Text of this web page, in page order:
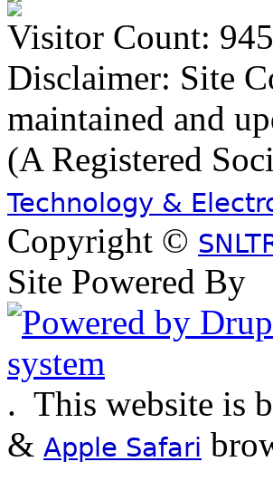
Visitor Count:
Disclaimer: Site
maintained and
(A Registered
Technology &
Copyright ©
Site Powered By
. This website is
& Apple Safari